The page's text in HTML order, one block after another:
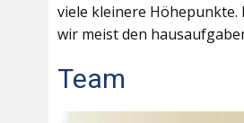
viele kleinere Höhepunkte.
wir meist den
Team